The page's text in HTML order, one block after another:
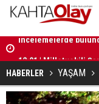
güçlendirecektir”
HABERLER YAŞAM